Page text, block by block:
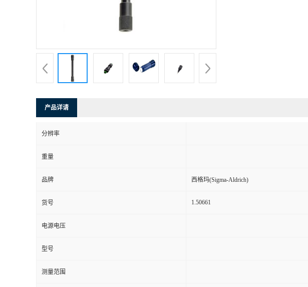
产品详请
分辨率
重量
品牌 西格玛(Sigma-Aldrich)
货号 1.50661
电源电压
型号
测量范围